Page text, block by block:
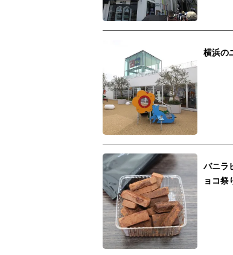
横浜の
バニラ
ョコ祭